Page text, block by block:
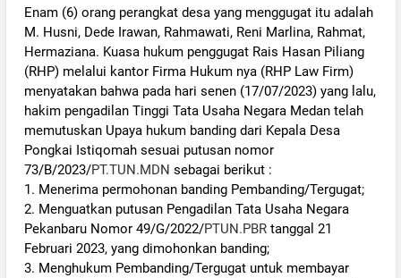
Enam (6) orang perangkat desa yang menggugat itu adalah
M. Husni, Dede Irawan, Rahmawati, Reni Marlina, Rahmat,
Hermaziana. Kuasa hukum penggugat Rais Hasan Piliang
(RHP) melalui kantor Firma Hukum nya (RHP Law Firm)
menyatakan bahwa pada hari senen (17/07/2023) yang lalu,
hakim pengadilan Tinggi Tata Usaha Negara Medan telah
memutuskan Upaya hukum banding dari Kepala Desa
Pongkai Istiqomah sesuai putusan nomor
73/B/2023/PT.TUN.MDN sebagai berikut :
1. Menerima permohonan banding Pembanding/Tergugat;
2. Menguatkan putusan Pengadilan Tata Usaha Negara
Pekanbaru Nomor 49/G/2022/PTUN.PBRtanggal 21
Februari 2023, yang dimohonkan banding;
3. Menghukum Pembanding/Tergugat untuk membayar